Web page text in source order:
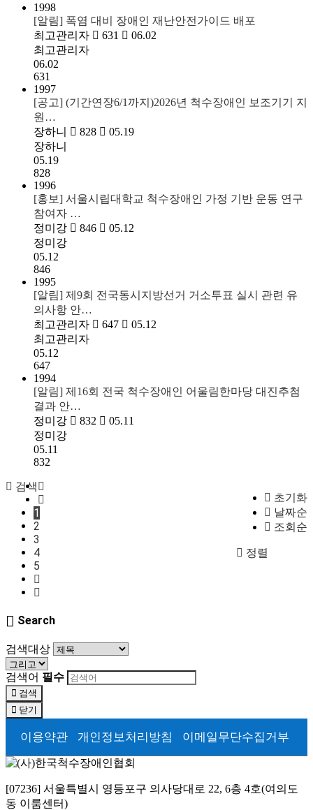
1998
[알림] 폭염 대비 장애인 재난안전가이드 배포
최고관리자
631
06.02
최고관리자
06.02
631
1997
[공고] (기간연장6/1까지)2026년 척수장애인 보조기기 지
원…
장하니
828
05.19
장하니
05.19
828
1996
[홍보] 서울시립대학교 척수장애인 가정 기반 운동 연구
참여자 …
정미강
846
05.12
정미강
05.12
846
1995
[알림] 제9회 전국동시지방선거 거소투표 실시 관련 유
의사항 안…
최고관리자
647
05.12
최고관리자
05.12
647
1994
[알림] 제16회 전국 척수장애인 어울림한마당 대진추첨
결과 안…
정미강
832
05.11
정미강
05.11
832
초기화
날짜순
조회순
정렬
검색
1
2
3
4
5
Search
검색대상
검색어 필수
검색
닫기
이용약관 개인정보처리방침 이메일무단수집거부
[07236] 서울특별시 영등포구 의사당대로 22, 6층 4호(여의도
동 이룸센터)